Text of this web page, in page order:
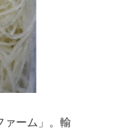
ァーム」。輸